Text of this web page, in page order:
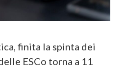
finita la spinta dei
ESCo torna a 11